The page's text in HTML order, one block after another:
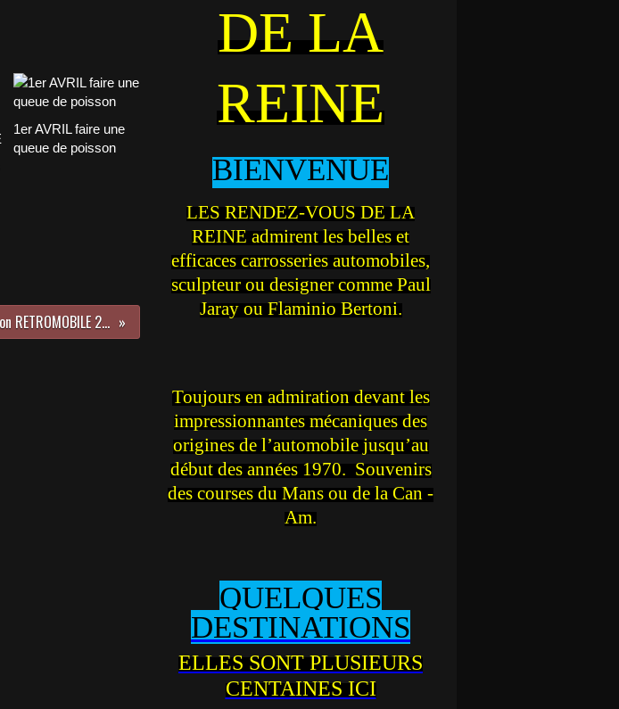
1er AVRIL faire une
queue de poisson
Salon RETROMOBILE 2017 les grands moments
DE LA
REINE
BIENVENUE
LES RENDEZ-VOUS DE LA
REINE admirent les belles et
efficaces carrosseries automobiles,
sculpteur ou designer comme Paul
Jaray ou Flaminio Bertoni.
Toujours en admiration devant les
impressionnantes mécaniques des
origines de l’automobile jusqu’au
début des années 1970. Souvenirs
des courses du Mans ou de la Can -
Am.
QUELQUES
DESTINATIONS
ELLES SONT PLUSIEURS
CENTAINES ICI